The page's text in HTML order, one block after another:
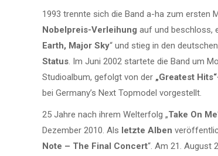
1993 trennte sich die Band a-ha zum ersten
Nobelpreis-Verleihung auf und beschloss,
Earth, Major Sky“ und stieg in den
Status. Im Juni 2002 startete die Band um
Studioalbum, gefolgt von der „Greatest
bei Germany’s Next Topmodel vorgestellt.
25 Jahre nach ihrem Welterfolg „Take On Me
Dezember 2010. Als letzte Alben
Note – The Final Concert“. Am 21. August